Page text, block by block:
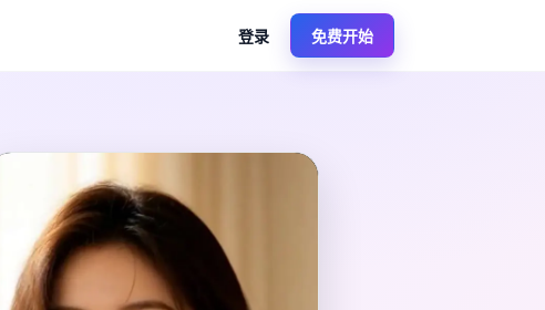
登录 免费开始